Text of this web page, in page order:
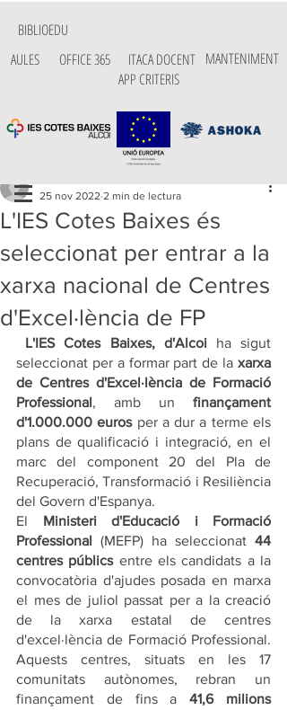
BIBLIOEDU
AULES
OFFICE 365 ITACA DOCENT MANTENIMENT
APP CRITERIS
L'IES Cotes Baixes és
seleccionat per entrar a la
xarxa nacional de Centres
d'Excel·lència de FP
25 nov 2022 2 min de lectura
L'IES Cotes Baixes, d'Alcoi ha sigut
seleccionat per a formar part de la xarxa
de Centres d'Excel·lència de Formació
Professional, amb un finançament
d'1.000.000 euros per a dur a terme els
plans de qualificació i integració, en el
marc del component 20 del Pla de
Recuperació, Transformació i Resiliència
del Govern d'Espanya.
El Ministeri d'Educació i Formació
Professional (MEFP) ha seleccionat 44
centres públics entre els candidats a la
convocatòria d'ajudes posada en marxa
el mes de juliol passat per a la creació
de la xarxa estatal de centres
d'excel·lència de Formació Professional.
Aquests centres, situats en les 17
comunitats autònomes, rebran un
finançament de fins a 41,6 milions